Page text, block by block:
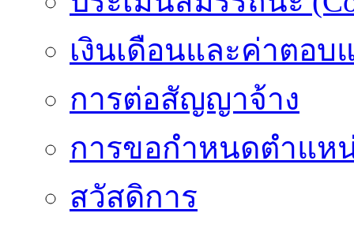
เงินเดือนและค่าตอบ
การต่อสัญญาจ้าง
การขอกำหนดตำแห
สวัสดิการ